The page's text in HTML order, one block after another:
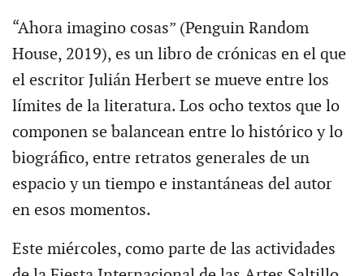
“Ahora imagino cosas” (Penguin Random
House, 2019), es un libro de crónicas en el que
el escritor Julián Herbert se mueve entre los
límites de la literatura. Los ocho textos que lo
componen se balancean entre lo histórico y lo
biográfico, entre retratos generales de un
espacio y un tiempo e instantáneas del autor
en esos momentos.
Este miércoles, como parte de las actividades